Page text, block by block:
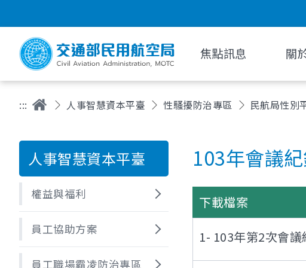
焦點訊息 關
::: 人事智慧資本平臺 性騷擾防治專區 民航局性別
人事智慧資本平臺
權益與福利
員工協助方案
員工職場霸凌防治專區
103年會議
下載檔案
1- 103年第2次會議